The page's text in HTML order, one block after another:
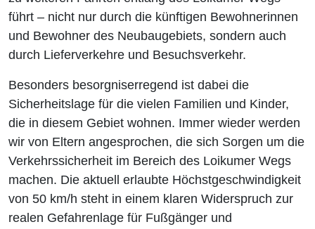
führt – nicht nur durch die künftigen Bewohnerinnen
und Bewohner des Neubaugebiets, sondern auch
durch Lieferverkehre und Besuchsverkehr.
Besonders besorgniserregend ist dabei die
Sicherheitslage für die vielen Familien und Kinder,
die in diesem Gebiet wohnen. Immer wieder werden
wir von Eltern angesprochen, die sich Sorgen um die
Verkehrssicherheit im Bereich des Loikumer Wegs
machen. Die aktuell erlaubte Höchstgeschwindigkeit
von 50 km/h steht in einem klaren Widerspruch zur
realen Gefahrenlage für Fußgänger und